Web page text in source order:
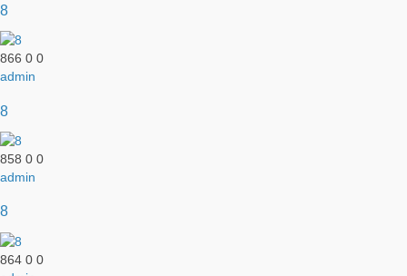
8
866 0 0
admin
8
858 0 0
admin
8
864 0 0